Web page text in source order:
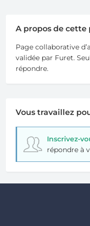
A propos de
Page collaborative
validée par Furet.
répondre.
Vous travaillez
Inscrivez-
répondre à